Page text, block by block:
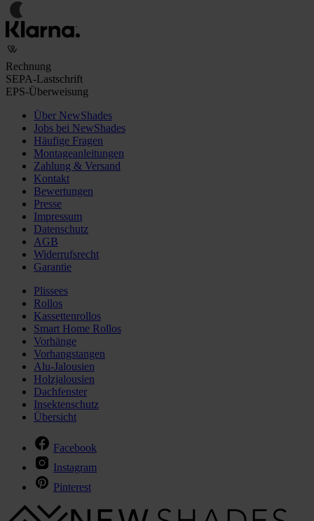
Rechnung
SEPA-Lastschrift
EPS-Überweisung
Über NewShades
Jobs bei NewShades
Häufige Fragen
Montageanleitungen
Zahlung & Versand
Kontakt
Bewertungen
Presse
Impressum
Datenschutz
AGB
Widerrufsrecht
Garantie
Plissees
Rollos
Kassettenrollos
Smart Home Rollos
Vorhänge
Vorhangstangen
Alu-Jalousien
Holzjalousien
Dachfenster
Insektenschutz
Übersicht
Facebook
Instagram
Pinterest